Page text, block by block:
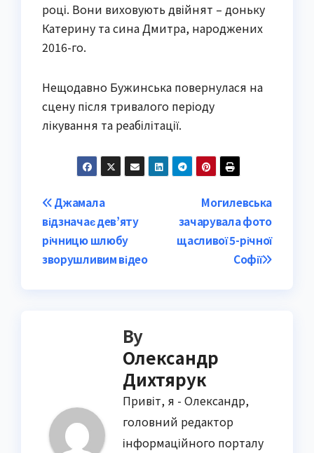
році. Вони виховують двійнят – доньку
Катерину та сина Дмитра, народжених
2016-го.
Нещодавно Бужинська повернулася на
сцену після тривалого періоду
лікування та реабілітації.
Post
navigation
Могилевська
зачарувала фото
щасливої 5-річної
Софії
Джамала
відзначає дев’яту
річницю шлюбу
зворушливим відео
By
Олександр
Дихтярук
Привіт, я - Олександр,
головний редактор
інформаційного порталу